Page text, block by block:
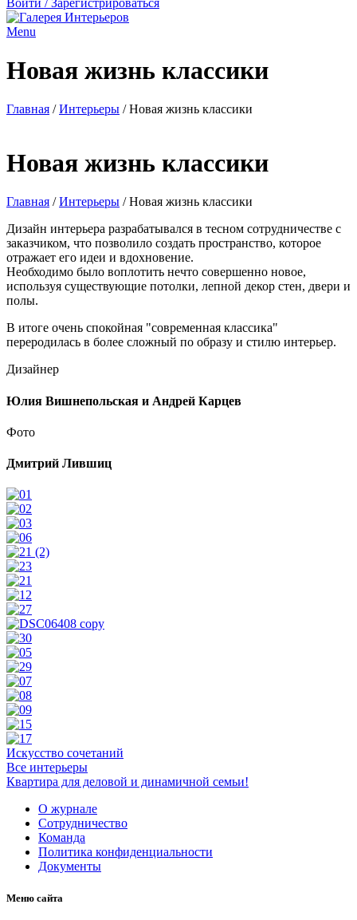
Menu
Новая жизнь классики
Главная /Интерьеры /Новая жизнь классики
Новая жизнь классики
Главная /Интерьеры /Новая жизнь классики
Дизайн интерьера разрабатывался в тесном сотрудничестве с
заказчиком, что позволило создать пространство, которое
отражает его идеи и вдохновение.
Необходимо было воплотить нечто совершенно новое,
используя существующие потолки, лепной декор стен, двери и
полы.
В итоге очень спокойная "современная классика"
переродилась в более сложный по образу и стилю интерьер.
Дизайнер
Юлия Вишнепольская и Андрей Карцев
Фото
Дмитрий Лившиц
Искусство сочетаний
Все интерьеры
Квартира для деловой и динамичной семьи!
О журнале
Сотрудничество
Команда
Политика конфиденциальности
Документы
Меню сайта